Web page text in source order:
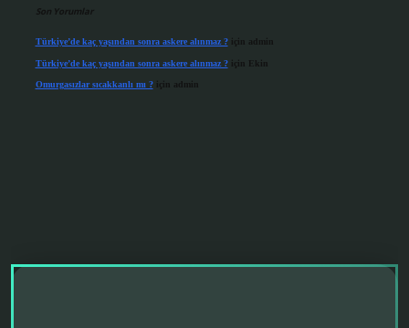
Son Yorumlar
Türkiye’de kaç yaşından sonra askere alınmaz ?için admin
Türkiye’de kaç yaşından sonra askere alınmaz ?için Ekin
Omurgasızlar sıcakkanlı mı ?için admin